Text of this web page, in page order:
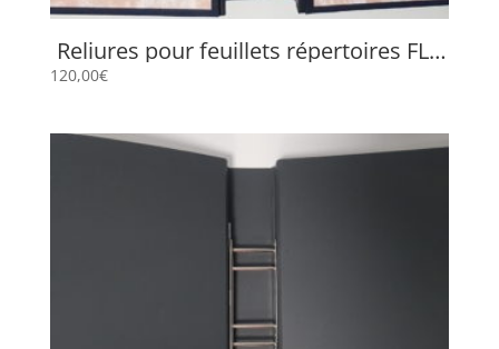
Reliures pour feuillets répertoires FLP
120,00€